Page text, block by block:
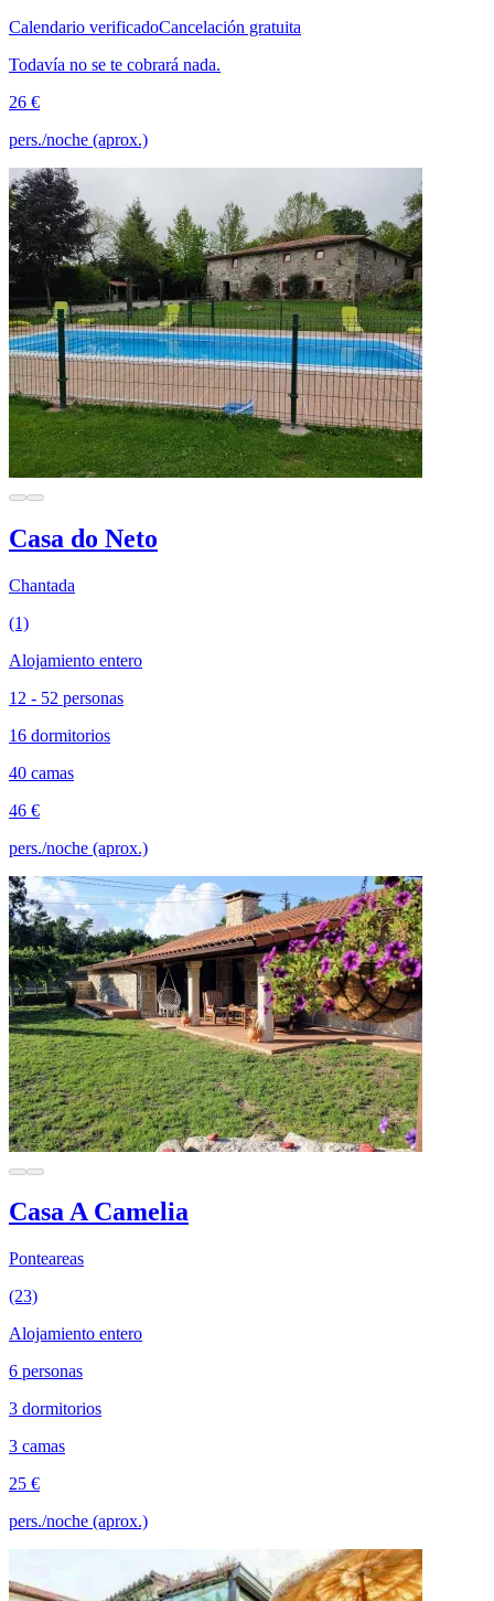
Calendario verificadoCancelación gratuita
Todavía no se te cobrará nada.
26 €
pers./noche (aprox.)
Casa do Neto
Chantada
(1)
Alojamiento entero
12 - 52 personas
16 dormitorios
40 camas
46 €
pers./noche (aprox.)
Casa A Camelia
Ponteareas
(23)
Alojamiento entero
6 personas
3 dormitorios
3 camas
25 €
pers./noche (aprox.)